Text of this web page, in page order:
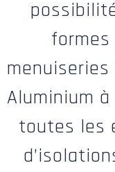
formes
Aluminium
toutes les